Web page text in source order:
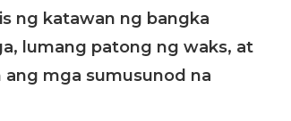
ng katawan ng bangka
lumang patong ng waks, at
mga sumusunod na